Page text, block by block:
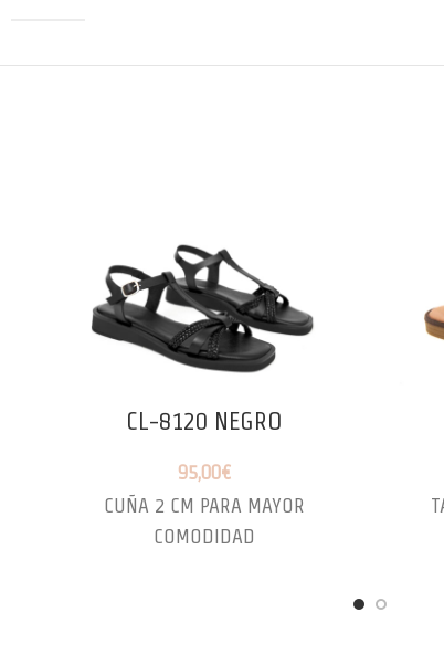
CL-8120 NEGRO
95,00€
CUÑA 2 CM PARA MAYOR
COMODIDAD